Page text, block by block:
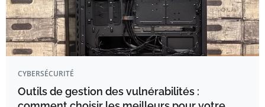
CYBERSÉCURITÉ
Outils de gestion des vulnérabilités :